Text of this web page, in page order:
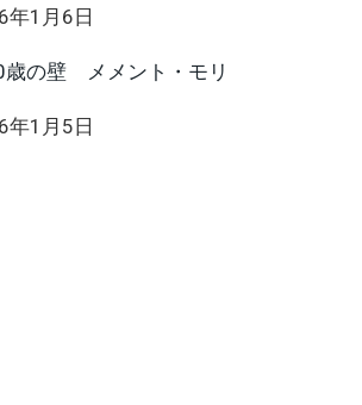
年1月6日
歳の壁 メメント・モリ
年1月5日